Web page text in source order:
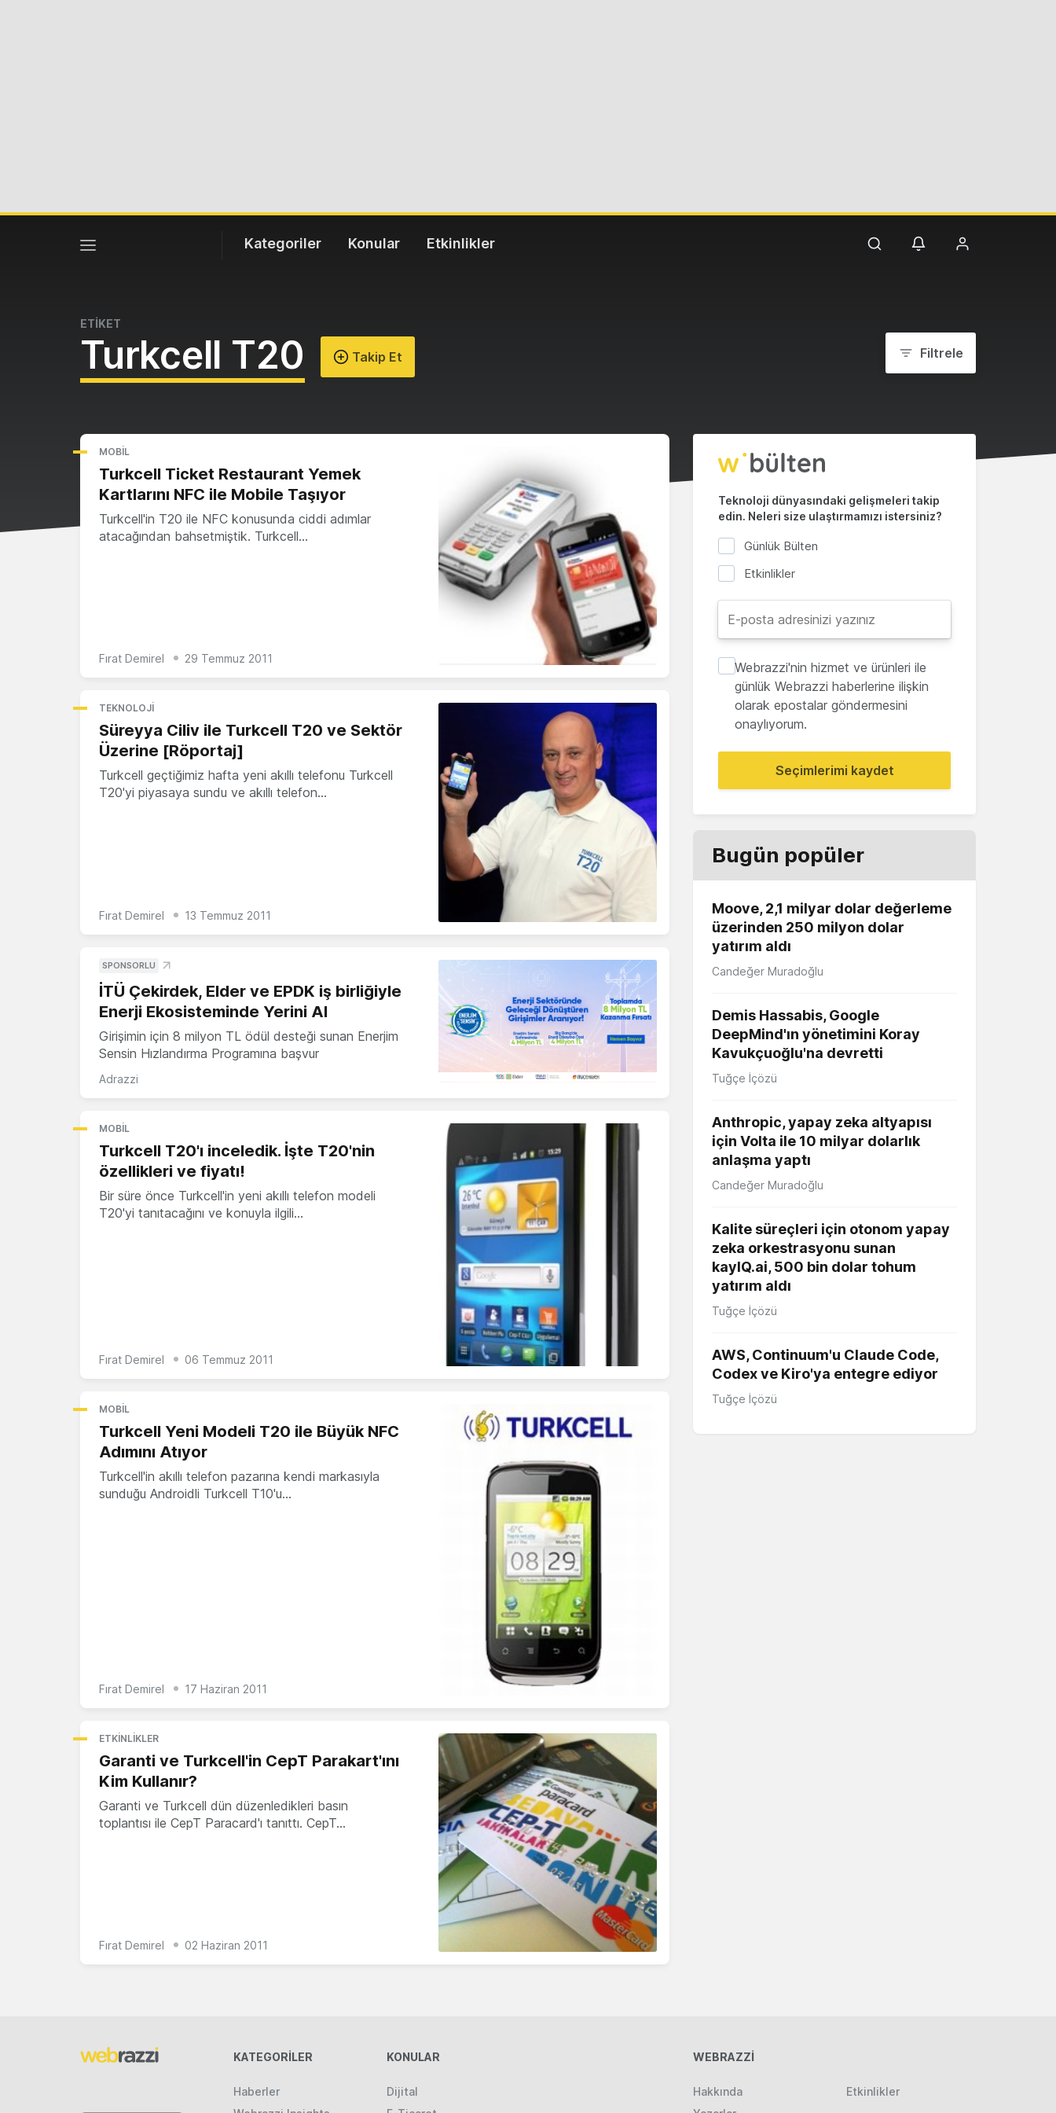
Kategoriler Konular Etkinlikler
ETİKET
Turkcell T20 Takip Et Filtrele
MOBIL
Turkcell Ticket Restaurant Yemek
Kartlarını NFC ile Mobile Taşıyor
Turkcell'in T20 ile NFC konusunda ciddi adımlar
atacağından bahsetmiştik. Turkcell…
Fırat Demirel 29 Temmuz 2011
TEKNOLOJI
Süreyya Ciliv ile Turkcell T20 ve Sektör
Üzerine [Röportaj]
Turkcell geçtiğimiz hafta yeni akıllı telefonu Turkcell
T20'yi piyasaya sundu ve akıllı telefon…
Fırat Demirel 13 Temmuz 2011
SPONSORLU
İTÜ Çekirdek, Elder ve EPDK iş birliğiyle
Enerji Ekosisteminde Yerini Al
Girişimin için 8 milyon TL ödül desteği sunan Enerjim
Sensin Hızlandırma Programına başvur
Adrazzi
MOBIL
Turkcell T20'ı inceledik. İşte T20'nin
özellikleri ve fiyatı!
Bir süre önce Turkcell'in yeni akıllı telefon modeli
T20'yi tanıtacağını ve konuyla ilgili…
Fırat Demirel 06 Temmuz 2011
MOBIL
Turkcell Yeni Modeli T20 ile Büyük NFC
Adımını Atıyor
Turkcell'in akıllı telefon pazarına kendi markasıyla
sunduğu Androidli Turkcell T10'u…
Fırat Demirel 17 Haziran 2011
ETKINLIKLER
Garanti ve Turkcell'in CepT Parakart'ını
Kim Kullanır?
Garanti ve Turkcell dün düzenledikleri basın
toplantısı ile CepT Paracard'ı tanıttı. CepT…
Fırat Demirel 02 Haziran 2011
Teknoloji dünyasındaki gelişmeleri takip
edin. Neleri size ulaştırmamızı istersiniz?
Günlük Bülten
Etkinlikler
Webrazzi'nin hizmet ve ürünleri ile
günlük Webrazzi haberlerine ilişkin
olarak epostalar göndermesini
onaylıyorum.
Seçimlerimi kaydet
Bugün popüler
Moove, 2,1 milyar dolar değerleme
üzerinden 250 milyon dolar
yatırım aldı
Candeğer Muradoğlu
Demis Hassabis, Google
DeepMind'ın yönetimini Koray
Kavukçuoğlu'na devretti
Tuğçe İçözü
Anthropic, yapay zeka altyapısı
için Volta ile 10 milyar dolarlık
anlaşma yaptı
Candeğer Muradoğlu
Kalite süreçleri için otonom yapay
zeka orkestrasyonu sunan
kayIQ.ai, 500 bin dolar tohum
yatırım aldı
Tuğçe İçözü
AWS, Continuum'u Claude Code,
Codex ve Kiro'ya entegre ediyor
Tuğçe İçözü
KATEGORILER
Haberler
KONULAR
Dijital
WEBRAZZİ
Hakkında
Etkinlikler